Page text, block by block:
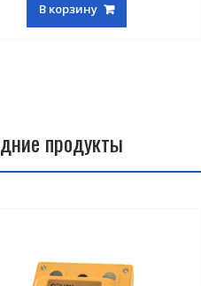
В корзину
продукты